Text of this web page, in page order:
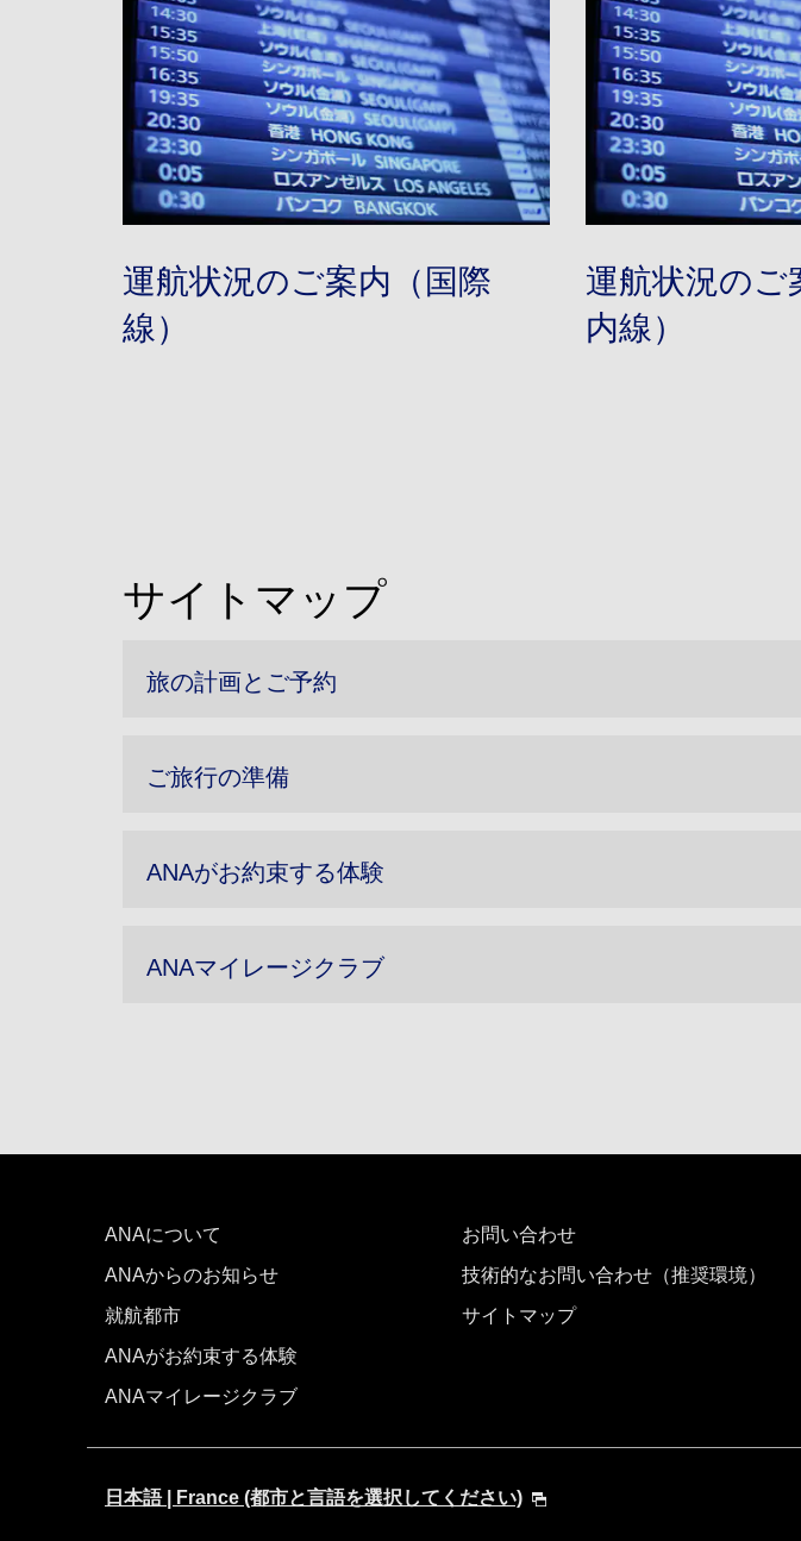
運航状況のご案内（国際
線）
運航状況のご
内線）
サイトマップ
旅の計画とご予約
ご旅行の準備
ANAがお約束する体験
ANAマイレージクラブ
ANAについて
ANAからのお知らせ
就航都市
ANAがお約束する体験
ANAマイレージクラブ
お問い合わせ
技術的なお問い合わせ（推奨環境）
サイトマップ
日本語 | France (都市と言語を選択してください)